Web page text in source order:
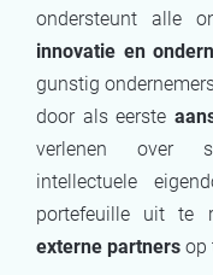
ondersteunt alle
innovatie en
gunstig
door als eerste
verlenen over
intellectuele
portefeuille uit te
externe partners op